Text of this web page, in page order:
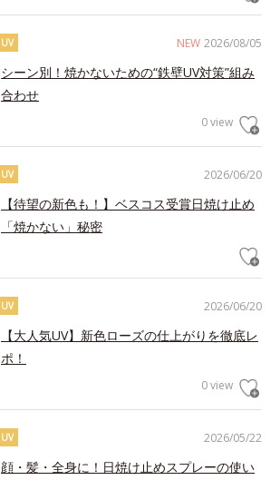
NEW 2026/08/05
UV
シーン別！焼かないための“鉄壁UV対策”組み
合わせ
0 view
2026/06/20
UV
【待望の新色も！】ベスコス受賞日焼け止め
「焼かない」秘密
2026/06/20
UV
【大人気UV】新色ローズの仕上がりを徹底レ
ポ！
0 view
2026/05/22
UV
顔・髪・全身に！日焼け止めスプレーの使い